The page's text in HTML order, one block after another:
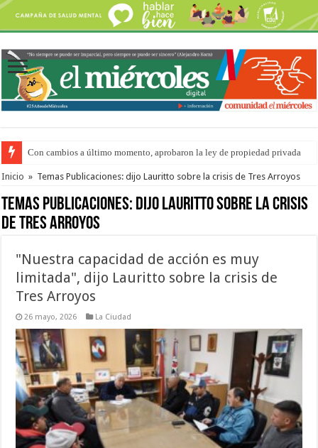
Adopción en Entre Ríos: el 35% de los 90 niños, niñas y adolescentes que
Inicio » Temas Publicaciones: dijo Lauritto sobre la crisis de Tres Arroyos
Temas Publicaciones: dijo Lauritto sobre la crisis
de Tres Arroyos
"Nuestra capacidad de acción es muy
limitada", dijo Lauritto sobre la crisis de
Tres Arroyos
26 mayo, 2026 La Ciudad